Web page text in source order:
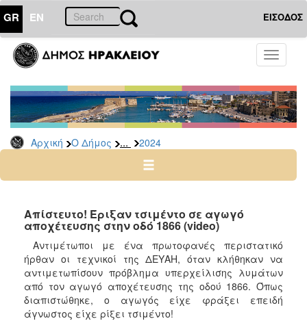
GR EN ΕΙΣΟΔΟΣ
Toggle
Αρχική Ο Δήμος ... 2024
ΔΗΜΟΣ
Δελτία
Τύπου
Αρχείο
2026
2024
2022
2021
2020
2019
2018
Απίστευτο! Έριξαν τσιμέντο σε αγωγό
αποχέτευσης στην οδό 1866 (video)
Αντιμέτωποι με ένα πρωτοφανές περιστατικό
ήρθαν οι τεχνικοί της ΔΕΥΑΗ, όταν κλήθηκαν να
αντιμετωπίσουν πρόβλημα υπερχείλισης λυμάτων
από τον αγωγό αποχέτευσης της οδού 1866. Όπως
διαπιστώθηκε, ο αγωγός είχε φράξει επειδή
άγνωστος είχε ρίξει τσιμέντο!